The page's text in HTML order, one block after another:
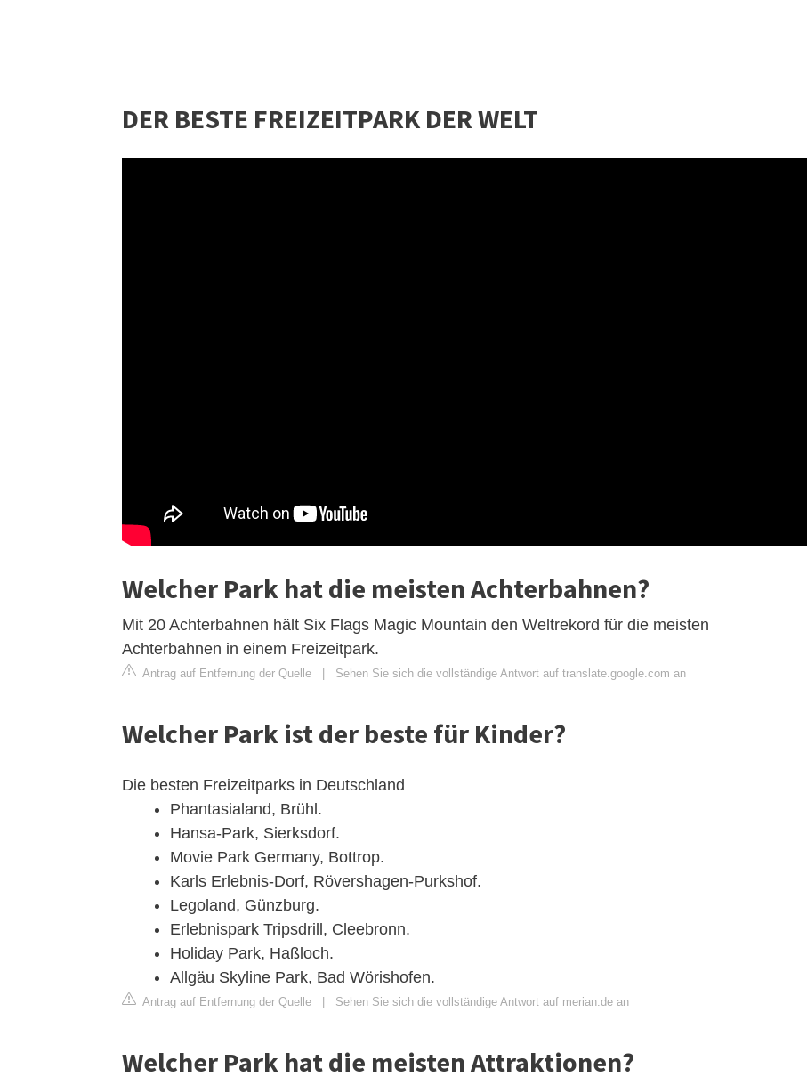
DER BESTE FREIZEITPARK DER WELT
Welcher Park hat die meisten Achterbahnen?
Mit 20 Achterbahnen hält Six Flags Magic Mountain den Weltrekord für die meisten
Achterbahnen in einem Freizeitpark.
Antrag auf Entfernung der Quelle | Sehen Sie sich die vollständige Antwort auf translate.google.com an
Welcher Park ist der beste für Kinder?
Die besten Freizeitparks in Deutschland
Phantasialand, Brühl.
Hansa-Park, Sierksdorf.
Movie Park Germany, Bottrop.
Karls Erlebnis-Dorf, Rövershagen-Purkshof.
Legoland, Günzburg.
Erlebnispark Tripsdrill, Cleebronn.
Holiday Park, Haßloch.
Allgäu Skyline Park, Bad Wörishofen.
Antrag auf Entfernung der Quelle | Sehen Sie sich die vollständige Antwort auf merian.de an
Welcher Park hat die meisten Attraktionen?